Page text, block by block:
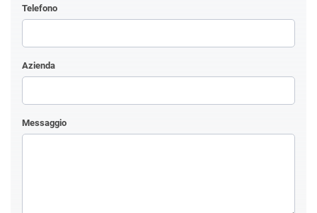
Telefono
Azienda
Messaggio